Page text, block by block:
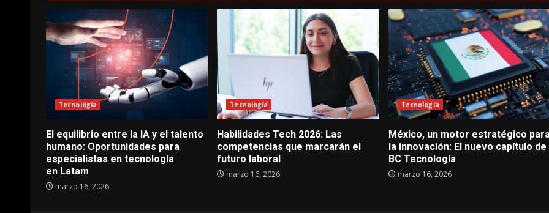
Tecnología
El equilibrio entre la IA y el talento
humano: Oportunidades para
especialistas en tecnología
en Latam
marzo 16, 2026
Tecnología
Habilidades Tech 2026: Las
competencias que marcarán el
futuro laboral
marzo 16, 2026
Tecnología
México, un motor estratégico
la innovación: El nuevo capítulo de
BC Tecnología
marzo 16, 2026